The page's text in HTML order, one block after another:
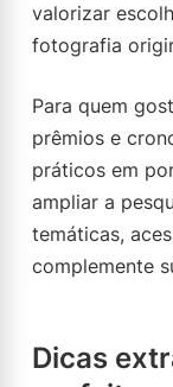
valorizar
fotografia
Para quem
prêmios e
práticos em
ampliar a
temáticas,
complemente
Dicas